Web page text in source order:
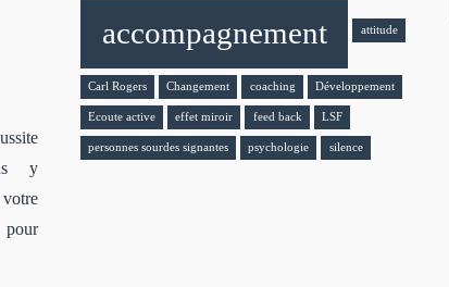
y
pour
accompagnement attitude
Carl Rogers Changement coaching Développement
Ecoute active effet miroir feed back LSF
personnes sourdes signantes psychologie silence